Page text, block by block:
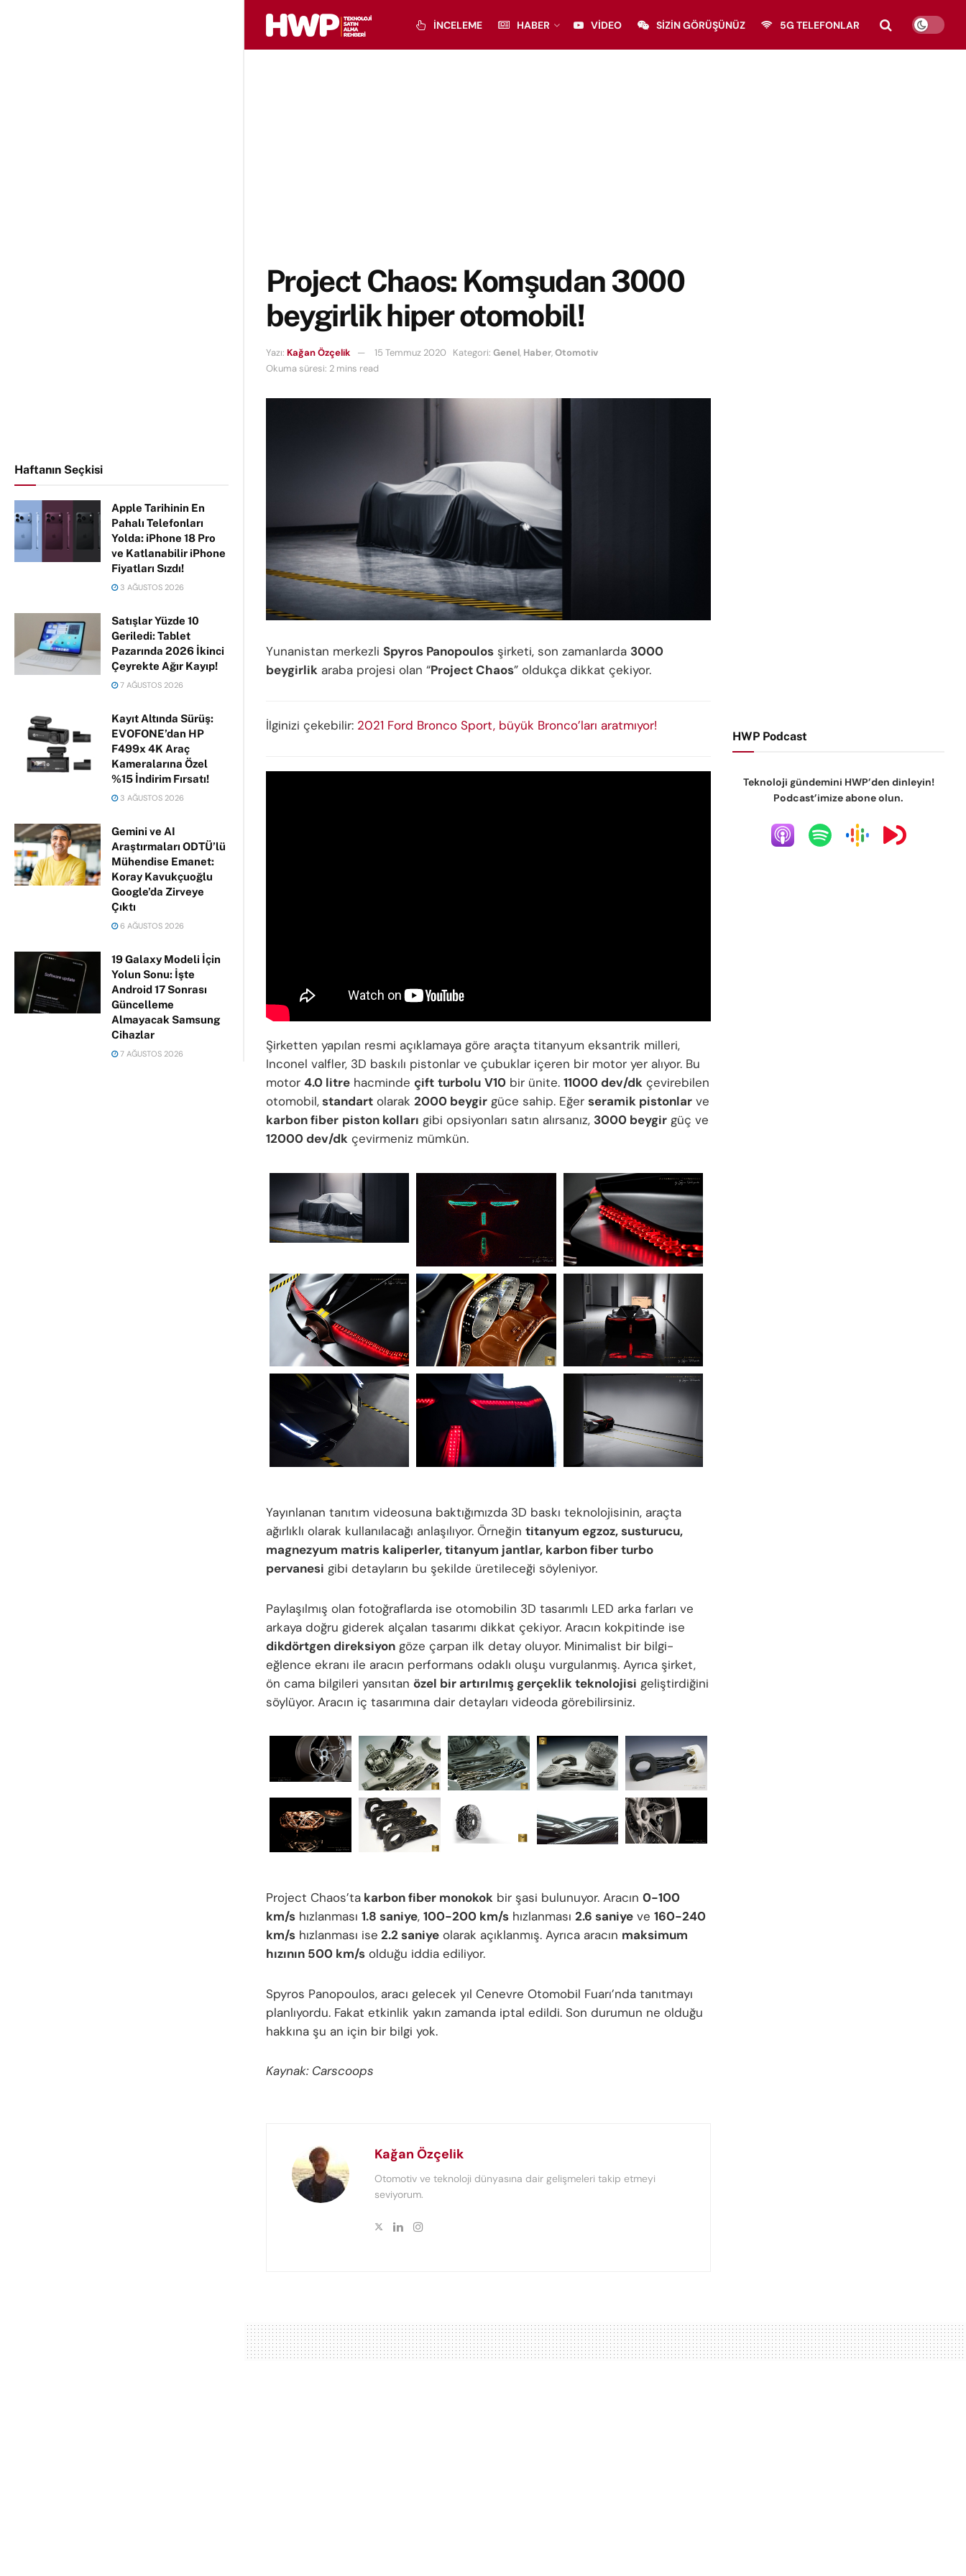
Haftanın Seçkisi
Apple Tarihinin En
Pahalı Telefonları
Yolda: iPhone 18 Pro
ve Katlanabilir iPhone
Fiyatları Sızdı!
3 AĞUSTOS 2026
Satışlar Yüzde 10
Geriledi: Tablet
Pazarında 2026 İkinci
Çeyrekte Ağır Kayıp!
7 AĞUSTOS 2026
Kayıt Altında Sürüş:
EVOFONE’dan HP
F499x 4K Araç
Kameralarına Özel
%15 İndirim Fırsatı!
3 AĞUSTOS 2026
Gemini ve AI
Araştırmaları ODTÜ’lü
Mühendise Emanet:
Koray Kavukçuoğlu
Google’da Zirveye
Çıktı
6 AĞUSTOS 2026
19 Galaxy Modeli İçin
Yolun Sonu: İşte
Android 17 Sonrası
Güncelleme
Almayacak Samsung
Cihazlar
7 AĞUSTOS 2026
İNCELEME HABER VIDEO SIZIN GÖRÜŞÜNÜZ 5G TELEFONLAR
Project Chaos: Komşudan 3000
beygirlik hiper otomobil!
Yazı: Kağan Özçelik 15 Temmuz 2020 Kategori: Genel, Haber,Otomotiv
Okuma süresi: 2 mins read
Yunanistan merkezli Spyros Panopoulos şirketi, son zamanlarda 3000
beygirlik araba projesi olan “Project Chaos” oldukça dikkat çekiyor.
İlginizi çekebilir: 2021 Ford Bronco Sport, büyük Bronco’ları aratmıyor!
Şirketten yapılan resmi açıklamaya göre araçta titanyum eksantrik milleri,
Inconel valfler, 3D baskılı pistonlar ve çubuklar içeren bir motor yer alıyor. Bu
motor 4.0 litre hacminde çift turbolu V10 bir ünite. 11000 dev/dk çevirebilen
otomobil,standart olarak 2000 beygir güce sahip. Eğer seramik pistonlar ve
karbon fiber piston kolları gibi opsiyonları satın alırsanız, 3000 beygir güç ve
12000 dev/dk çevirmeniz mümkün.
Yayınlanan tanıtım videosuna baktığımızda 3D baskı teknolojisinin, araçta
ağırlıklı olarak kullanılacağı anlaşılıyor. Örneğin titanyum egzoz, susturucu,
magnezyum matris kaliperler, titanyum jantlar, karbon fiber turbo
pervanesi gibi detayların bu şekilde üretileceği söyleniyor.
Paylaşılmış olan fotoğraflarda ise otomobilin 3D tasarımlı LED arka farları ve
arkaya doğru giderek alçalan tasarımı dikkat çekiyor. Aracın kokpitinde ise
dikdörtgen direksiyon göze çarpan ilk detay oluyor. Minimalist bir bilgi-
eğlence ekranı ile aracın performans odaklı oluşu vurgulanmış. Ayrıca şirket,
ön cama bilgileri yansıtan özel bir artırılmış gerçeklik teknolojisi geliştirdiğini
söylüyor. Aracın iç tasarımına dair detayları videoda görebilirsiniz.
Project Chaos’ta karbon fiber monokok bir şasi bulunuyor. Aracın 0-100
km/s hızlanması 1.8 saniye, 100-200 km/s hızlanması 2.6 saniye ve 160-240
km/s hızlanması ise 2.2 saniye olarak açıklanmış. Ayrıca aracın maksimum
hızının 500 km/s olduğu iddia ediliyor.
Spyros Panopoulos, aracı gelecek yıl Cenevre Otomobil Fuarı’nda tanıtmayı
planlıyordu. Fakat etkinlik yakın zamanda iptal edildi. Son durumun ne olduğu
hakkına şu an için bir bilgi yok.
Kaynak: Carscoops
Kağan Özçelik
Otomotiv ve teknoloji dünyasına dair gelişmeleri takip etmeyi
seviyorum.
HWP Podcast
Teknoloji gündemini HWP’den dinleyin!
Podcast’imize abone olun.